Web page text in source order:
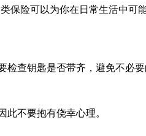
保险可以为你在日常生活中
查钥匙是否带齐，避免不必要
不要抱有侥幸心理。